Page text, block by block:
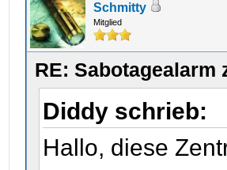
Schmitty
Mitglied
RE: Sabotagealarm
Diddy schrieb:
Hallo, diese